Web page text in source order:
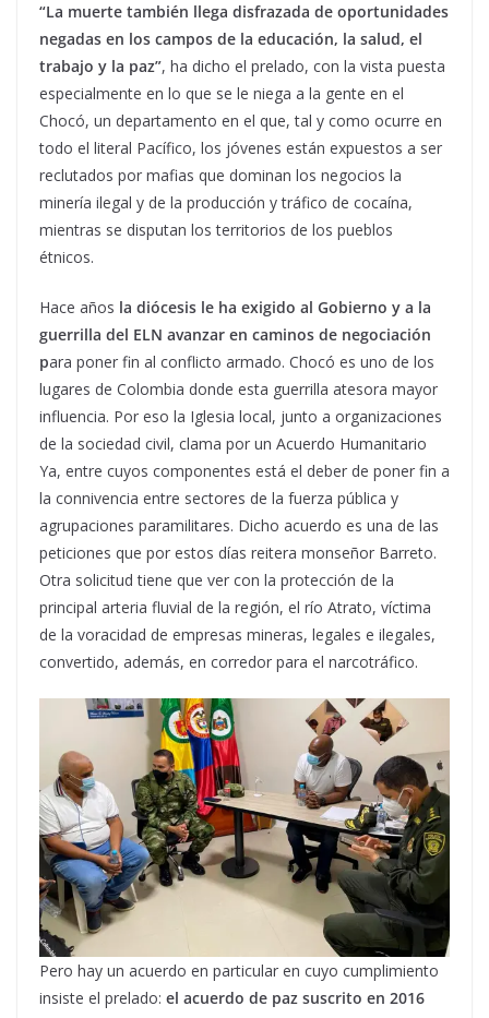
“La muerte también llega disfrazada de oportunidades
negadas en los campos de la educación, la salud, el
trabajo y la paz”, ha dicho el prelado, con la vista puesta
especialmente en lo que se le niega a la gente en el
Chocó, un departamento en el que, tal y como ocurre en
todo el literal Pacífico, los jóvenes están expuestos a ser
reclutados por mafias que dominan los negocios la
minería ilegal y de la producción y tráfico de cocaína,
mientras se disputan los territorios de los pueblos
étnicos.
Hace años la diócesis le ha exigido al Gobierno y a la
guerrilla del ELN avanzar en caminos de negociación
para poner fin al conflicto armado. Chocó es uno de los
lugares de Colombia donde esta guerrilla atesora mayor
influencia. Por eso la Iglesia local, junto a organizaciones
de la sociedad civil, clama por un Acuerdo Humanitario
Ya, entre cuyos componentes está el deber de poner fin a
la connivencia entre sectores de la fuerza pública y
agrupaciones paramilitares. Dicho acuerdo es una de las
peticiones que por estos días reitera monseñor Barreto.
Otra solicitud tiene que ver con la protección de la
principal arteria fluvial de la región, el río Atrato, víctima
de la voracidad de empresas mineras, legales e ilegales,
convertido, además, en corredor para el narcotráfico.
Pero hay un acuerdo en particular en cuyo cumplimiento
insiste el prelado: el acuerdo de paz suscrito en 2016